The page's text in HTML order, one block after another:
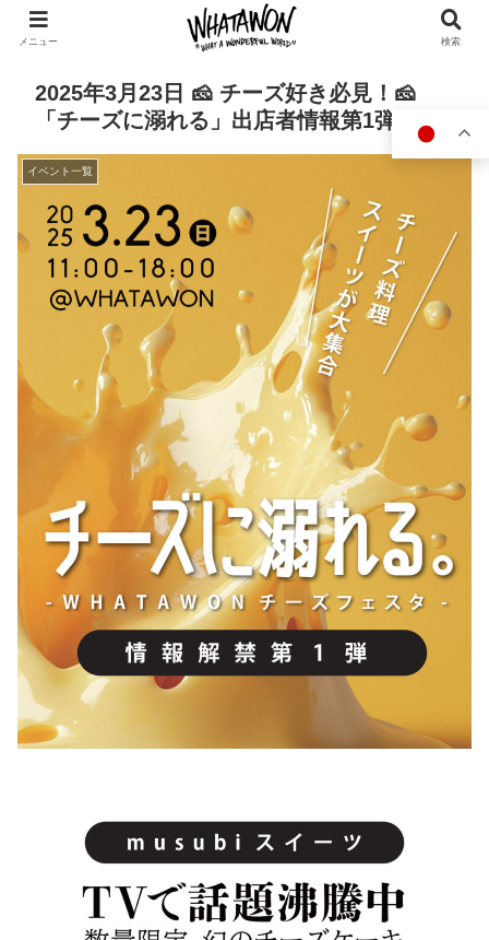
2025年3月23日 🧀 チーズ好き必見！🧀
「チーズに溺れる」出店者情報第1弾✨
イベント一覧
メニュー 検索